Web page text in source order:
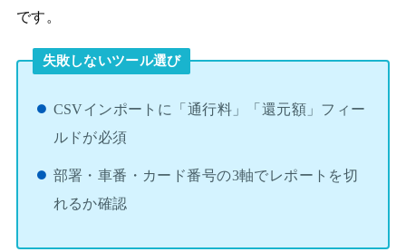
です。
失敗しないツール選び
CSVインポートに「通行料」「還元額」フィー
ルドが必須
部署・車番・カード番号の3軸でレポートを切
れるか確認